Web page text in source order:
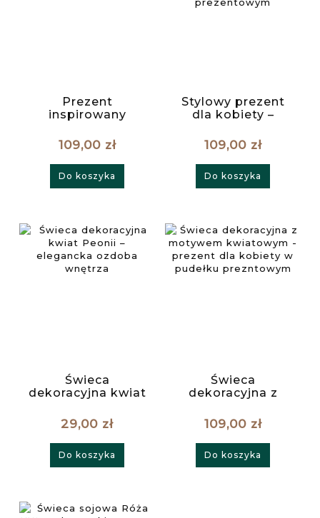
Prezent
inspirowany
pudełku
prezentowym
109,00 zł
Do koszyka
Stylowy prezent
dla kobiety –
dekoracyjna z
motywem lasu w
pudełku
prezentowym
109,00 zł
Do koszyka
Świeca
dekoracyjna kwiat
ozdoba wnętrza
29,00 zł
Do koszyka
Świeca
dekoracyjna z
kwiatowym -
prezent dla
kobiety w pudełku
prezntowym
109,00 zł
Do koszyka